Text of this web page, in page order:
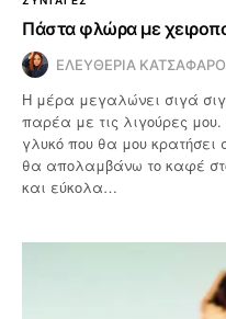
Πάστα φλώρα με
ΕΛΕΥΘΕΡΙΑ
Η μέρα μεγαλώνει σιγά
παρέα με τις λιγούρες
γλυκό που θα μου κρατήσει
θα απολαμβάνω το καφέ
και εύκολα…